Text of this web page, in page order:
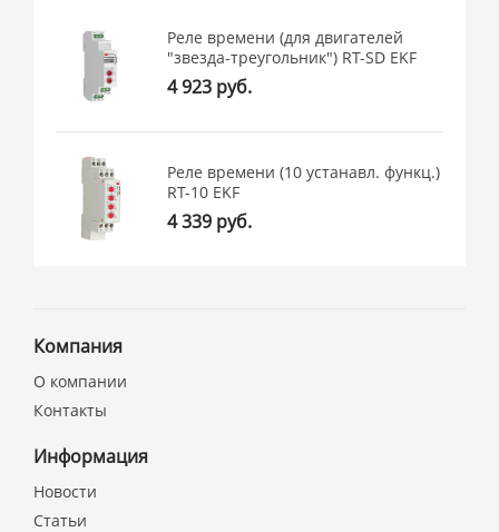
Реле времени (для двигателей
"звезда-треугольник") RT-SD EKF
4 923 руб.
Реле времени (10 устанавл. функц.)
RT-10 EKF
4 339 руб.
Компания
О компании
Контакты
Информация
Новости
Статьи